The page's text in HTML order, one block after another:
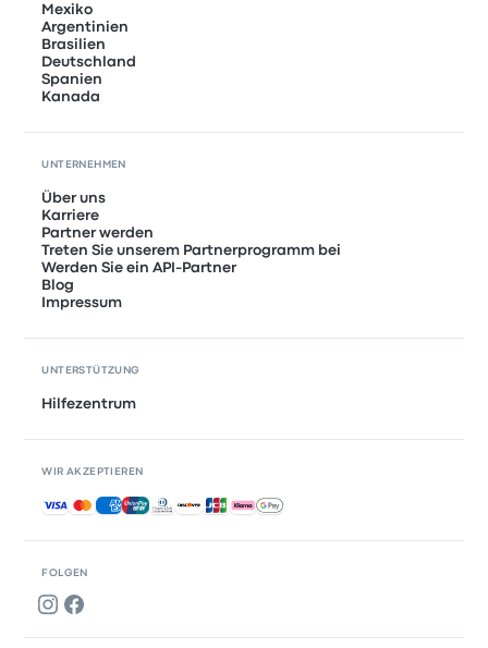
FOLGEN
Mexiko
Argentinien
Brasilien
Deutschland
Spanien
Kanada
UNTERNEHMEN
Über uns
Karriere
Partner werden
Treten Sie unserem Partnerprogramm bei
Werden Sie ein API-Partner
Blog
Impressum
UNTERSTÜTZUNG
Hilfezentrum
WIR AKZEPTIEREN
Akzeptierte Zahlungsmethoden